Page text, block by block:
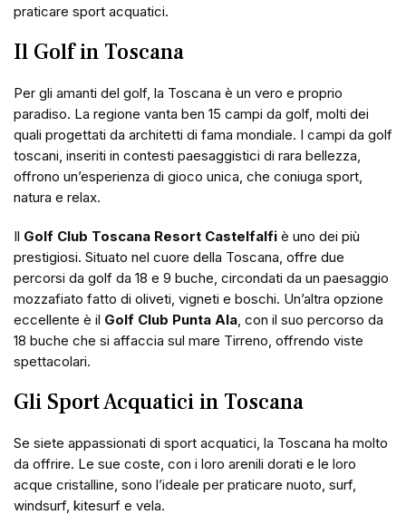
praticare sport acquatici.
Il Golf in Toscana
Per gli amanti del golf, la Toscana è un vero e proprio
paradiso. La regione vanta ben 15 campi da golf, molti dei
quali progettati da architetti di fama mondiale. I campi da golf
toscani, inseriti in contesti paesaggistici di rara bellezza,
offrono un’esperienza di gioco unica, che coniuga sport,
natura e relax.
Il Golf Club Toscana Resort Castelfalfi è uno dei più
prestigiosi. Situato nel cuore della Toscana, offre due
percorsi da golf da 18 e 9 buche, circondati da un paesaggio
mozzafiato fatto di oliveti, vigneti e boschi. Un’altra opzione
eccellente è il Golf Club Punta Ala, con il suo percorso da
18 buche che si affaccia sul mare Tirreno, offrendo viste
spettacolari.
Gli Sport Acquatici in Toscana
Se siete appassionati di sport acquatici, la Toscana ha molto
da offrire. Le sue coste, con i loro arenili dorati e le loro
acque cristalline, sono l’ideale per praticare nuoto, surf,
windsurf, kitesurf e vela.